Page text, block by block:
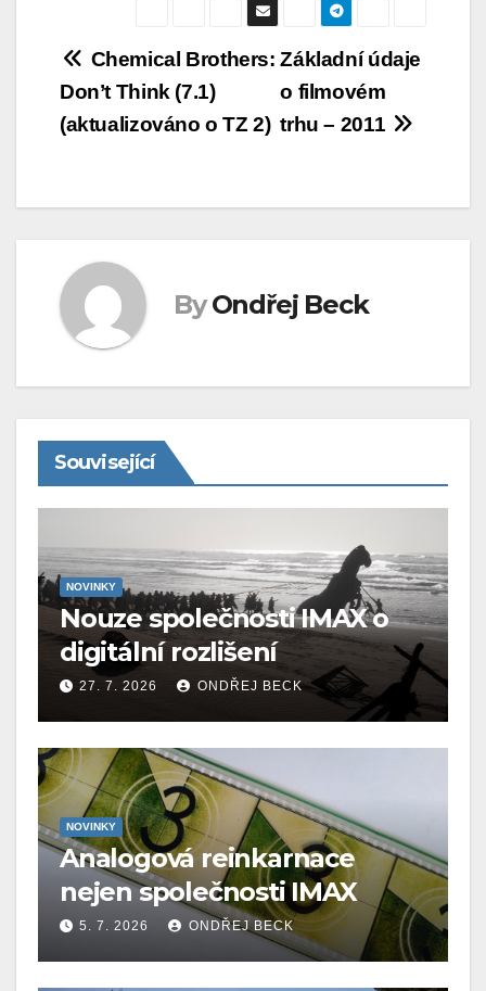
Navigace
pro
Základní údaje
o filmovém
trhu – 2011
Chemical Brothers:
Don’t Think (7.1)
(aktualizováno o TZ 2)
By Ondřej Beck
Související
NOVINKY
Nouze společnosti IMAX o
digitální rozlišení
27. 7. 2026 ONDŘEJ BECK
NOVINKY
Analogová reinkarnace
nejen společnosti IMAX
5. 7. 2026 ONDŘEJ BECK